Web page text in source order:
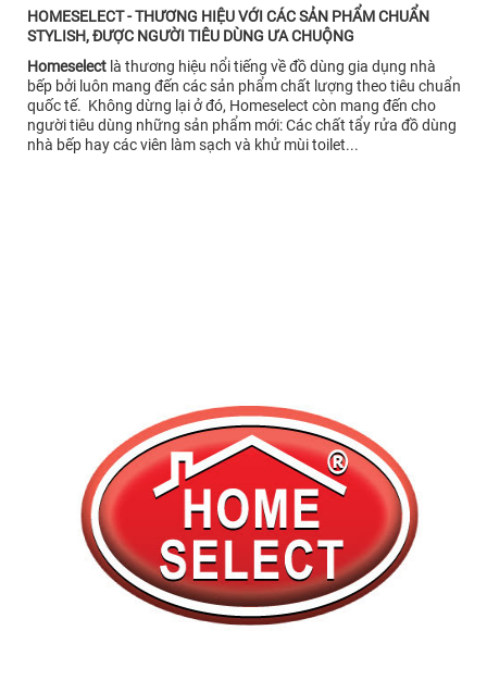
HOMESELECT - THƯƠNG HIỆU VỚI CÁC SẢN PHẨM CHUẨN
STYLISH, ĐƯỢC NGƯỜI TIÊU DÙNG ƯA CHUỘNG
Homeselect là thương hiệu nổi tiếng về đồ dùng gia dụng nhà
bếp bởi luôn mang đến các sản phẩm chất lượng theo tiêu chuẩn
quốc tế. Không dừng lại ở đó, Homeselect còn mang đến cho
người tiêu dùng những sản phẩm mới: Các chất tẩy rửa đồ dùng
nhà bếp hay các viên làm sạch và khử mùi toilet...